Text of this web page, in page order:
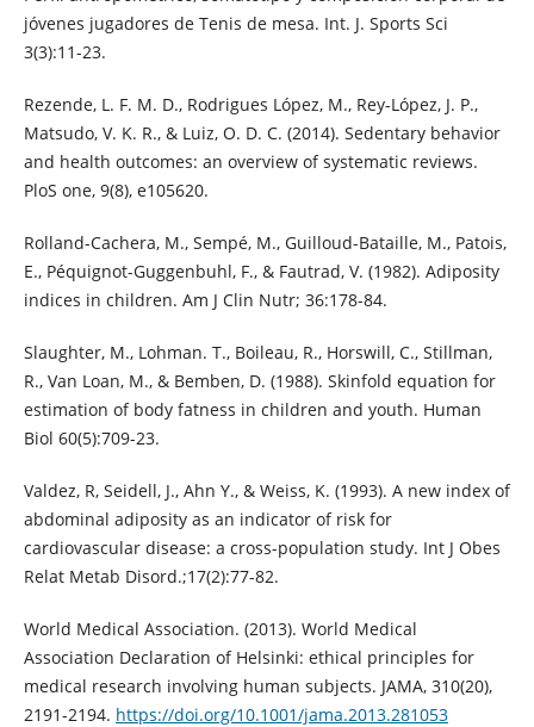
jóvenes jugadores de Tenis de mesa. Int. J. Sports Sci
3(3):11-23.
Rezende, L. F. M. D., Rodrigues López, M., Rey-López, J. P.,
Matsudo, V. K. R., & Luiz, O. D. C. (2014). Sedentary behavior
and health outcomes: an overview of systematic reviews.
PloS one, 9(8), e105620.
Rolland-Cachera, M., Sempé, M., Guilloud-Bataille, M., Patois,
E., Péquignot-Guggenbuhl, F., & Fautrad, V. (1982). Adiposity
indices in children. Am J Clin Nutr; 36:178-84.
Slaughter, M., Lohman. T., Boileau, R., Horswill, C., Stillman,
R., Van Loan, M., & Bemben, D. (1988). Skinfold equation for
estimation of body fatness in children and youth. Human
Biol 60(5):709-23.
Valdez, R, Seidell, J., Ahn Y., & Weiss, K. (1993). A new index of
abdominal adiposity as an indicator of risk for
cardiovascular disease: a cross-population study. Int J Obes
Relat Metab Disord.;17(2):77-82.
World Medical Association. (2013). World Medical
Association Declaration of Helsinki: ethical principles for
medical research involving human subjects. JAMA, 310(20),
2191-2194. https://doi.org/10.1001/jama.2013.281053